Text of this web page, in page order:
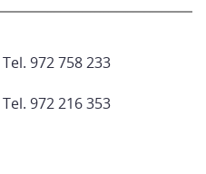
Tel. 972 758 233
Tel. 972 216 353